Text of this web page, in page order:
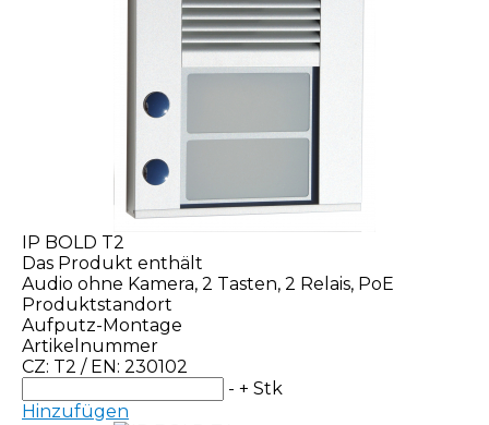
IP BOLD T2
Das Produkt enthält
Audio ohne Kamera, 2 Tasten, 2 Relais, PoE
Produktstandort
Aufputz-Montage
Artikelnummer
CZ: T2 / EN: 230102
- + Stk
Hinzufügen